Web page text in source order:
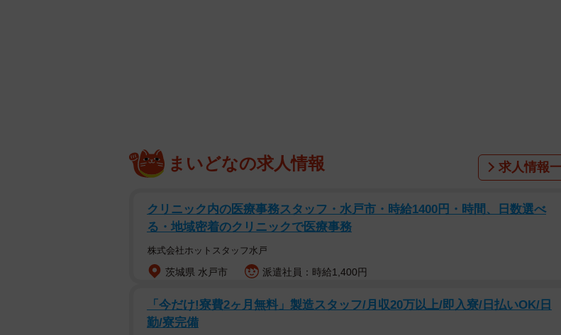
まいどなの求人情報 求人情報
クリニック内の医療事務スタッフ・水戸市・時給1400円・時間、日数選べ
る・地域密着のクリニックで医療事務
株式会社ホットスタッフ水戸
茨城県 水戸市 派遣社員：時給1,400円
「今だけ!寮費2ヶ月無料」製造スタッフ/月収20万以上/即入寮/日払いOK/日
勤/寮完備